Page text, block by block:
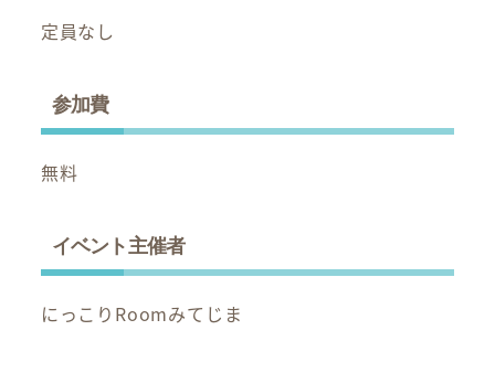
定員なし
参加費
無料
イベント主催者
にっこりRoomみてじま